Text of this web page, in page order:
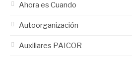
Ahora es Cuando
Autoorganización
Auxiliares PAICOR